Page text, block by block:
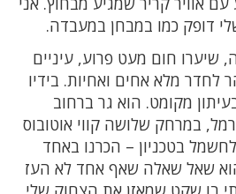
דופק כמו במבחן במעבדה.
שיערו חום מעט פרוע, עיניים
לחדר מלא אחים ואחיות. בידיו
מקומט. הוא גר ברחוב
במרחק שלושה קווי אוטובוס
בטכניון – הכרנו באחד
שאל שאלה שאף אחד לא העז